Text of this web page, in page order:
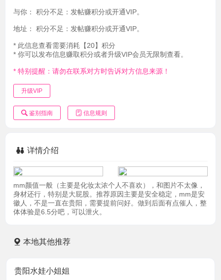
与你： 积分不足：发帖赚积分或开通VIP。
地址： 积分不足：发帖赚积分或开通VIP。
* 此信息查看需要消耗【20】积分
* 你可以发布信息赚取积分或者升级VIP会员无限制查看。
* 特别提醒：请勿在联系对方时告诉对方信息来源！
升级VIP
鉴别指南 信息规则
详情介绍
mm颜值一般（主要是化妆太浓个人不喜欢），和图片不太像，
身材还行，特别是大屁股。推荐原因主要是安全稳定，mm是安
徽人，不是一直在贵阳，需要提前问好。做到后面有点催人，整
体体验是6.5分吧，可以泄火。
本地其他推荐
贵阳水娃小姐姐